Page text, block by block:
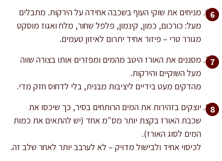
מניחים את שוקי העוף בשכבה אחידה על הירקות. מתבלים
מעל: כורכום, כמון, קינמון, פלפל שחור, מלח ואגוז מוסקט
מגורר טרי – פיזור אחיד יתרום לאיזון טעמים.
מסננים את האורז היטב מהמים ומפזרים אותו בצורה שווה
מעל השוקיים והירקות.
מהדקים מעט בידיים ליציבות מבנית, בלי לדחוס חזק מדי.
יוצקים בזהירות את המים הרותחים בסיר, כך שיכסו את
שכבת האורז בקצת יותר מס"מ אחד (יש להתאים את כמות
המים לסוג האורז).
לכיסוי אחיד ולבישול מדויק – לא לערבב יותר לאחר שלב זה.